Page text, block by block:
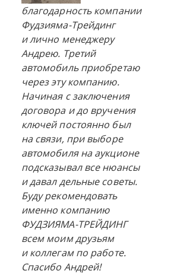
благодарность компании
Фудзияма-Трейдинг
и лично менеджеру
Андрею. Третий
автомобиль приобретаю
через эту компанию.
Начиная с заключения
договора и до вручения
ключей постоянно был
на связи, при выборе
автомобиля на аукционе
подсказывал все нюансы
и давал дельные советы.
Буду рекомендовать
именно компанию
ФУДЗИЯМА-ТРЕЙДИНГ
всем моим друзьям
и коллегам по работе.
Спасибо Андрей!